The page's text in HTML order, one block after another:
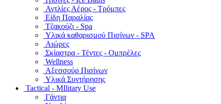
Αντλίες Αέρος - Τρόμπες
Είδη Παραλίας
Τζακούζι - Spa
Υλικά καθαρισμού Πισίνων - SPA
Αιώρες
Σκίαστρα - Τέντες - Ομπρέλες
Wellness
Αξεσσούρ Πισίνων
Υλικά Συντήρησης
Tactical - MIlitary Use
Γάντια